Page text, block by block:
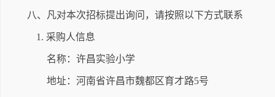
八、凡对本次招标提出询问，请按照以下方式联系
1. 采购人信息
名称：许昌实验小学
地址：河南省许昌市魏都区育才路5号